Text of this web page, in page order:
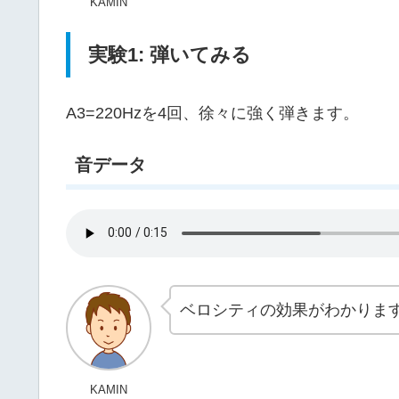
実験1: 弾いてみる
A3=220Hzを4回、徐々に強く弾きます。
音データ
KAMIN
ベロシティの効果がわかりま